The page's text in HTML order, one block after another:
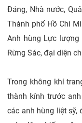
Đảng, Nhà nước,
Thành phố Hồ Chí
Anh hùng Lực
Rừng Sác, đại diện
Trong không khí
thành kính trước
các anh hùng liệt sỹ,